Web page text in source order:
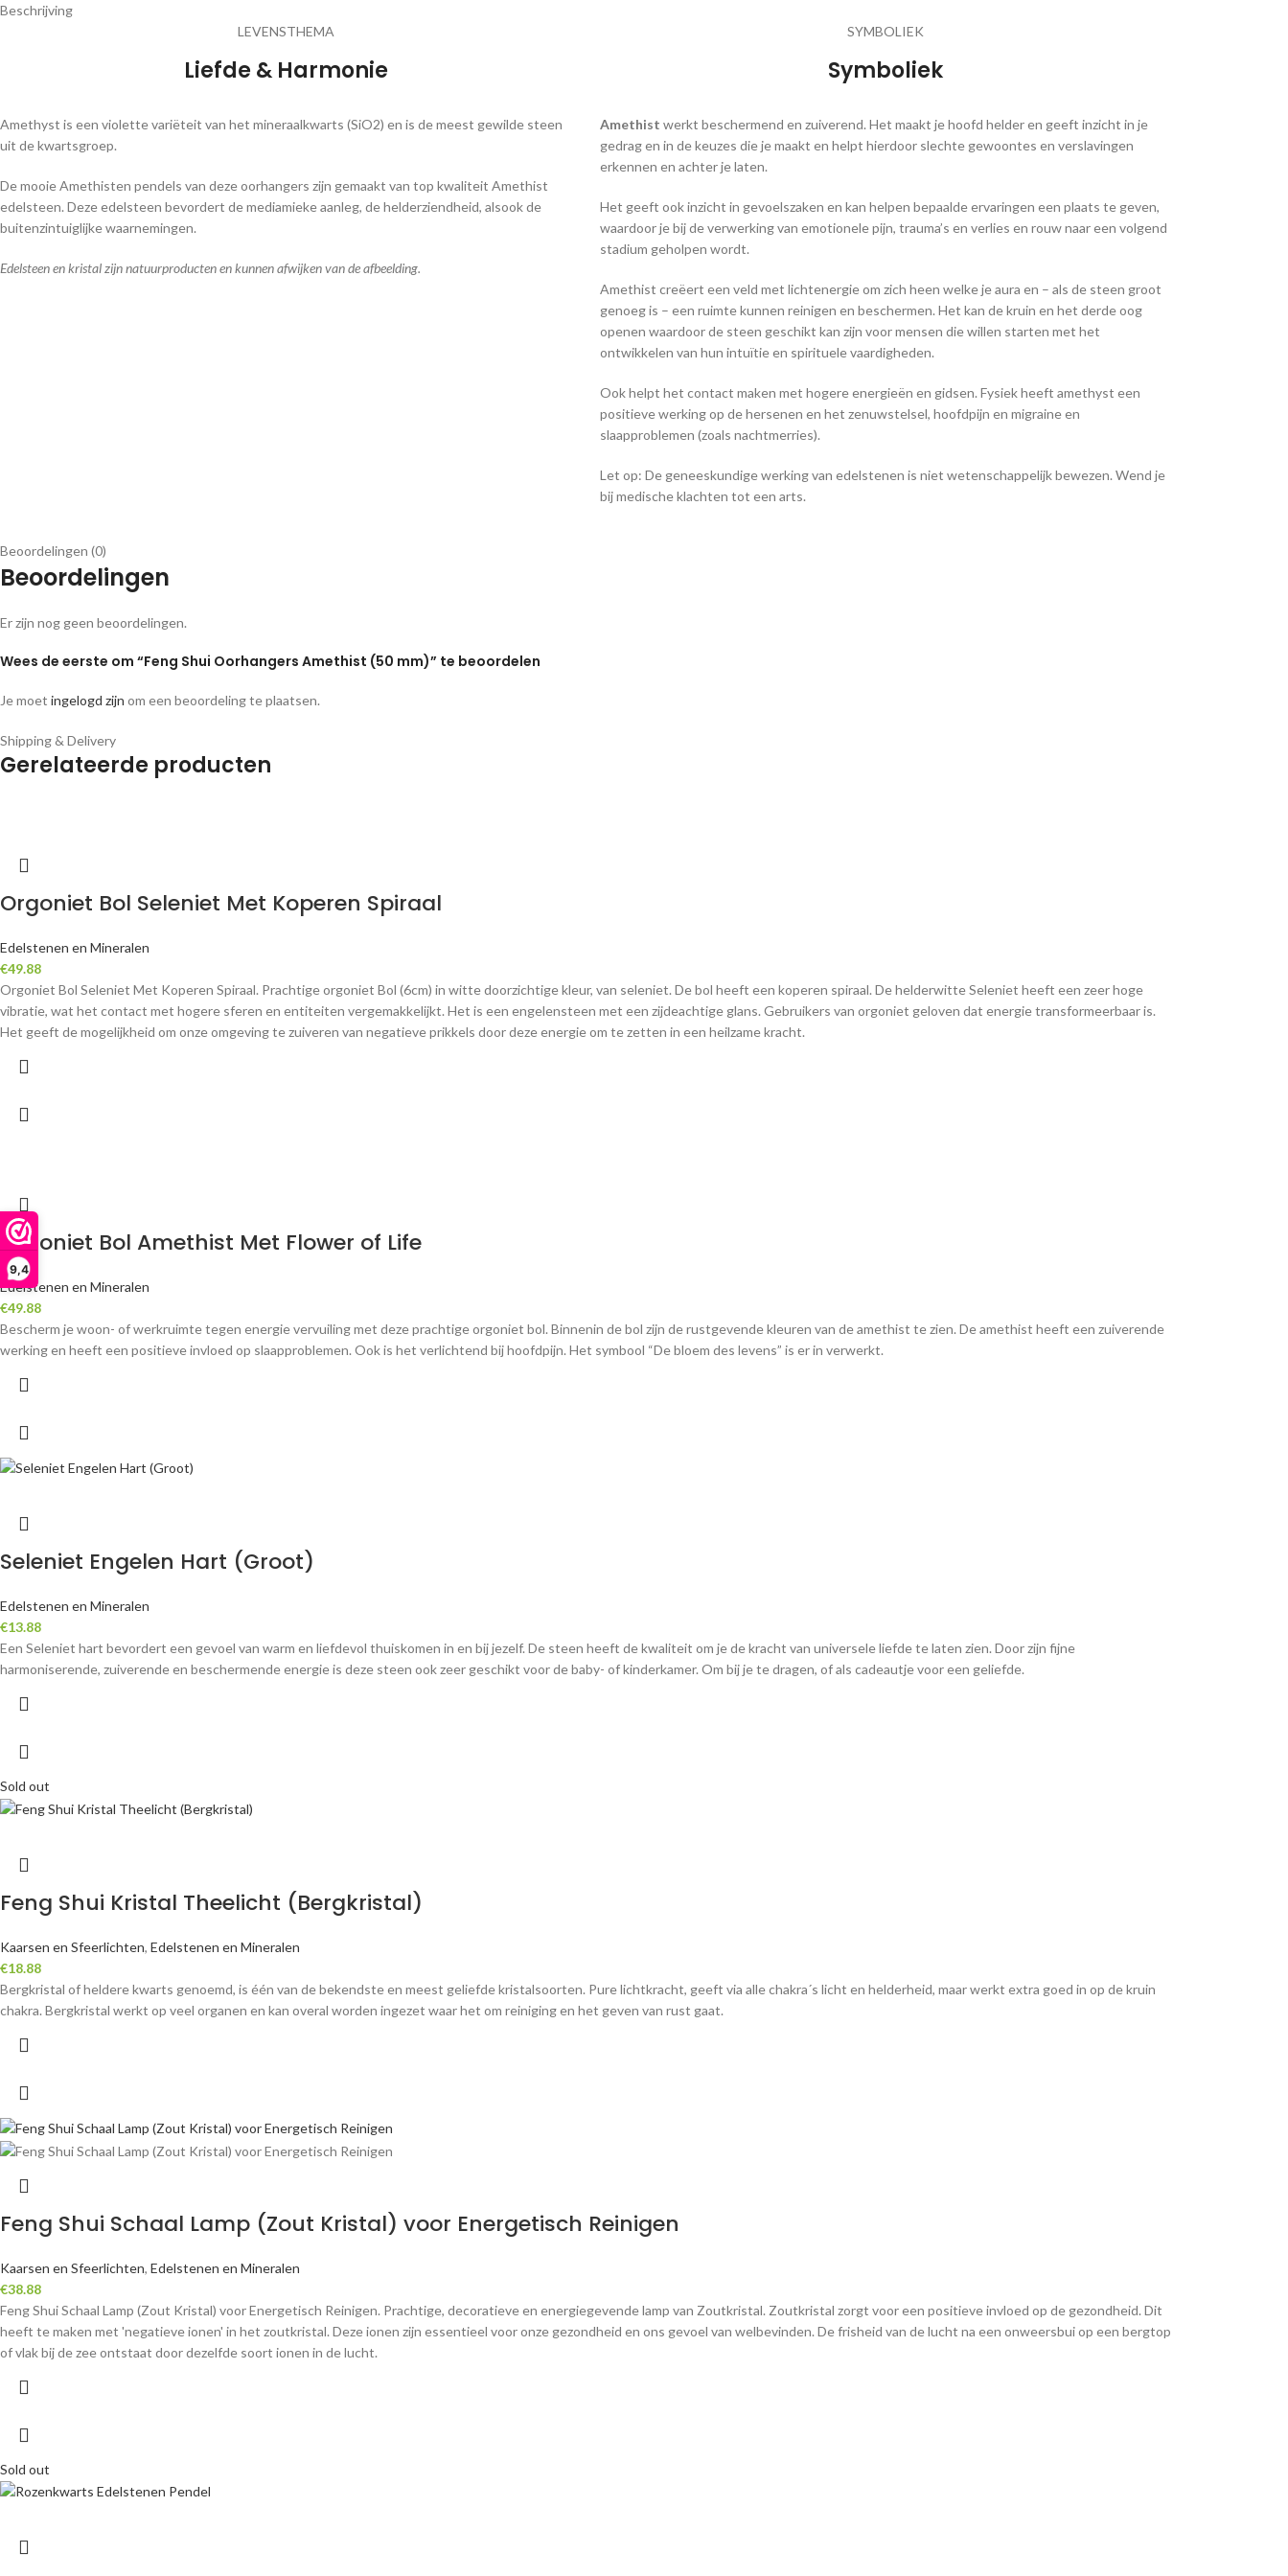
9,4
Beschrijving
LEVENSTHEMA
Liefde & Harmonie
Amethyst is een violette variëteit van het mineraalkwarts (SiO2) en is de meest gewilde steen
uit de kwartsgroep.
De mooie Amethisten pendels van deze oorhangers zijn gemaakt van top kwaliteit Amethist
edelsteen. Deze edelsteen bevordert de mediamieke aanleg, de helderziendheid, alsook de
buitenzintuiglijke waarnemingen.
Edelsteen en kristal zijn natuurproducten en kunnen afwijken van de afbeelding.
SYMBOLIEK
Symboliek
Amethist ­ werkt beschermend en zuiverend. Het maakt je hoofd helder en geeft inzicht in je
gedrag en in de keuzes die je maakt en helpt hierdoor slechte gewoontes en verslavingen
erkennen en achter je laten.
Het geeft ook inzicht in gevoelszaken en kan helpen bepaalde ervaringen een plaats te geven,
waardoor je bij de verwerking van emotionele pijn, trauma’s en verlies en rouw naar een volgend
stadium geholpen wordt.
Amethist creëert een veld met lichtenergie om zich heen welke je aura en – als de steen groot
genoeg is – een ruimte kunnen reinigen en beschermen. Het kan de kruin en het derde oog
openen waardoor de steen geschikt kan zijn voor mensen die willen starten met het
ontwikkelen van hun intuïtie en spirituele vaardigheden.
Ook helpt het contact maken met hogere energieën en gidsen. Fysiek heeft amethyst een
positieve werking op de hersenen en het zenuwstelsel, hoofdpijn en migraine en
slaapproblemen (zoals nachtmerries).
Let op: De geneeskundige werking van edelstenen is niet wetenschappelijk bewezen. Wend je
bij medische klachten tot een arts.
Beoordelingen (0)
Beoordelingen
Er zijn nog geen beoordelingen.
Wees de eerste om “Feng Shui Oorhangers Amethist (50 mm)” te beoordelen
Je moet ingelogd zijn om een beoordeling te plaatsen.
Shipping & Delivery
Gerelateerde producten
Orgoniet Bol Seleniet Met Koperen Spiraal
Edelstenen en Mineralen
€49.88
Orgoniet Bol Seleniet Met Koperen Spiraal. Prachtige orgoniet Bol (6cm) in witte doorzichtige kleur, van seleniet. De bol heeft een koperen spiraal. De helderwitte Seleniet heeft een zeer hoge
vibratie, wat het contact met hogere sferen en entiteiten vergemakkelijkt. Het is een engelensteen met een zijdeachtige glans. Gebruikers van orgoniet geloven dat energie transformeerbaar is.
Het geeft de mogelijkheid om onze omgeving te zuiveren van negatieve prikkels door deze energie om te zetten in een heilzame kracht.
Orgoniet Bol Amethist Met Flower of Life
Edelstenen en Mineralen
€49.88
Bescherm je woon- of werkruimte tegen energie vervuiling met deze prachtige orgoniet bol. Binnenin de bol zijn de rustgevende kleuren van de amethist te zien. De amethist heeft een zuiverende
werking en heeft een positieve invloed op slaapproblemen. Ook is het verlichtend bij hoofdpijn. Het symbool “De bloem des levens” is er in verwerkt.
Seleniet Engelen Hart (Groot)
Edelstenen en Mineralen
€13.88
Een Seleniet hart bevordert een gevoel van warm en liefdevol thuiskomen in en bij jezelf. De steen heeft de kwaliteit om je de kracht van universele liefde te laten zien. Door zijn fijne
harmoniserende, zuiverende en beschermende energie is deze steen ook zeer geschikt voor de baby- of kinderkamer. Om bij je te dragen, of als cadeautje voor een geliefde.
Sold out
Feng Shui Kristal Theelicht (Bergkristal)
Kaarsen en Sfeerlichten, Edelstenen en Mineralen
€18.88
Bergkristal of heldere kwarts genoemd, is één van de bekendste en meest geliefde kristalsoorten. Pure lichtkracht, geeft via alle chakra´s licht en helderheid, maar werkt extra goed in op de kruin
chakra. Bergkristal werkt op veel organen en kan overal worden ingezet waar het om reiniging en het geven van rust gaat.
Feng Shui Schaal Lamp (Zout Kristal) voor Energetisch Reinigen
Kaarsen en Sfeerlichten, Edelstenen en Mineralen
€38.88
Feng Shui Schaal Lamp (Zout Kristal) voor Energetisch Reinigen. Prachtige, decoratieve en energiegevende lamp van Zoutkristal. Zoutkristal zorgt voor een positieve invloed op de gezondheid. Dit
heeft te maken met 'negatieve ionen' in het zoutkristal. Deze ionen zijn essentieel voor onze gezondheid en ons gevoel van welbevinden. De frisheid van de lucht na een onweersbui op een bergtop
of vlak bij de zee ontstaat door dezelfde soort ionen in de lucht.
Sold out